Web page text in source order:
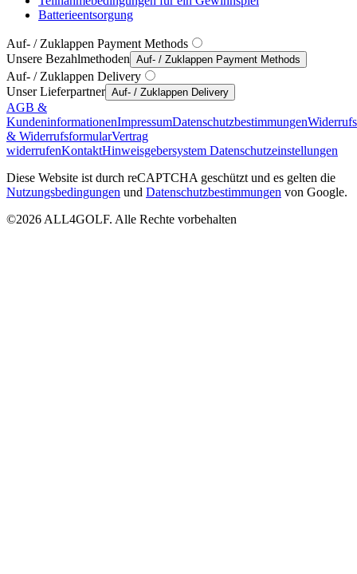
Batterieentsorgung
Auf- / Zuklappen Payment Methods
Unsere Bezahlmethoden Auf- / Zuklappen Payment Methods
Auf- / Zuklappen Delivery
Unser Lieferpartner Auf- / Zuklappen Delivery
AGB &
KundeninformationenImpressumDatenschutzbestimmungen
& WiderrufsformularVertrag
widerrufenKontaktHinweisgebersystem Datenschutzeinstellungen
Diese Website ist durch reCAPTCHA geschützt und es gelten die
Nutzungsbedingungen und Datenschutzbestimmungen von Google.
©2026 ALL4GOLF. Alle Rechte vorbehalten